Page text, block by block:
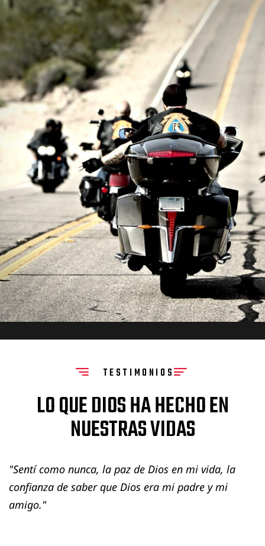
TESTIMONIOS
LO QUE DIOS HA HECHO EN
NUESTRAS VIDAS
"Sentí como nunca, la paz de Dios en mi vida, la
confianza de saber que Dios era mi padre y mi
amigo."